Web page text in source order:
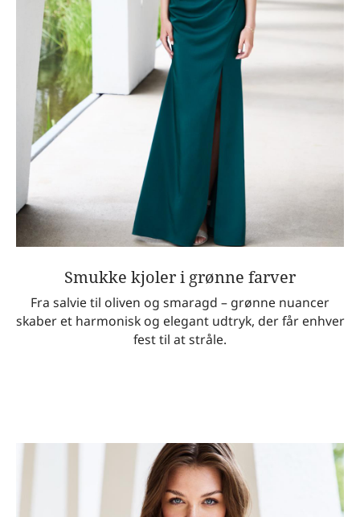
Smukke kjoler i grønne farver
Fra salvie til oliven og smaragd – grønne nuancer
skaber et harmonisk og elegant udtryk, der får enhver
fest til at stråle.